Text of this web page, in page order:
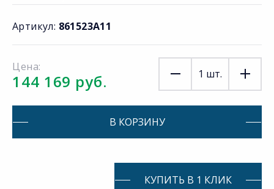
Артикул: 861523A11
Цена:
144 169 руб. 1 шт.
В КОРЗИНУ
КУПИТЬ В 1 КЛИК